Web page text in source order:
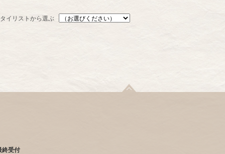
イリストから選ぶ
終受付